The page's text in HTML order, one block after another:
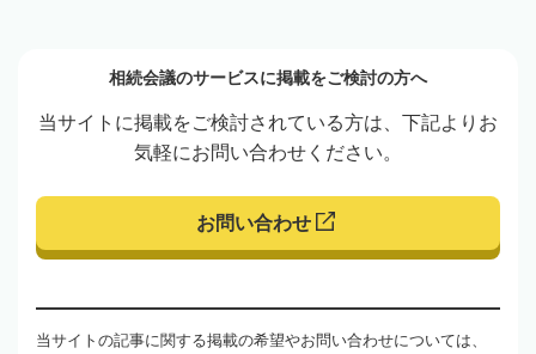
相続会議のサービスに掲載をご検討の方へ
当サイトに掲載をご検討されている方は、下記よりお
気軽にお問い合わせください。
お問い合わせ
当サイトの記事に関する掲載の希望やお問い合わせについては、